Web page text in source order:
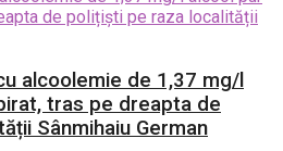
alcoolemie de 1,37 mg/l
tras pe dreapta de
Sânmihaiu German